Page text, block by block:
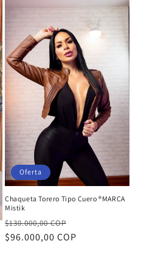
Oferta
Chaqueta Torero Tipo Cuero ®MARCA
Mistik
Precio
habitual
$130.000,00 COP
de
$96.000,00 COP